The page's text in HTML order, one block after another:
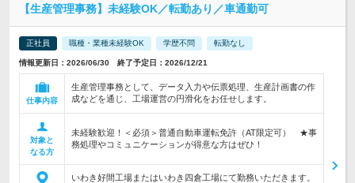
【生産管理事務】未経験OK／転勤あり／車通勤可
正社員 職種・業種未経験OK 学歴不問 転勤なし
情報更新日：2026/06/30 終了予定日：2026/12/21
仕事内容
生産管理事務として、データ入力や伝票処理、生産計画書の作
成などを通じ、工場運営の円滑化をお任せします。
対象と
なる方
未経験歓迎！＜必須＞普通自動車運転免許（AT限定可） ★事
務処理やコミュニケーションが得意な方はぜひ！
いわき好間工場またはいわき四倉工場にて勤務いただきます。